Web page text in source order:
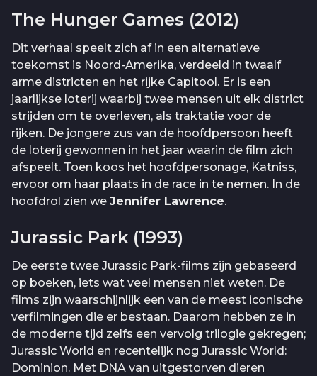
The Hunger Games (2012)
Dit verhaal speelt zich af in een alternatieve
toekomst is Noord-Amerika, verdeeld in twaalf
arme districten en het rijke Capitool. Er is een
jaarlijkse loterij waarbij twee mensen uit elk district
strijden om te overleven, als traktatie voor de
rijken. De jongere zus van de hoofdpersoon heeft
de loterij gewonnen in het jaar waarin de film zich
afspeelt. Toen koos het hoofdpersonage, Katniss,
ervoor om haar plaats in de race in te nemen. In de
hoofdrol zien we Jennifer Lawrence.
Jurassic Park (1993)
De eerste twee Jurassic Park-films zijn gebaseerd
op boeken, iets wat veel mensen niet weten. De
films zijn waarschijnlijk een van de meest iconische
verfilmingen die er bestaan. Daarom hebben ze in
de moderne tijd zelfs een vervolg trilogie gekregen;
Jurassic World en recentelijk nog Jurassic World:
Dominion. Met DNA van uitgestorven dieren